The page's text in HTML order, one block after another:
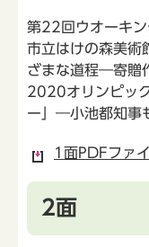
第22回ウオーキ
市立はけの森美術
ざまな道程―寄贈
2020オリンピッ
ー」―小池都知事
1面PDFファ
2面